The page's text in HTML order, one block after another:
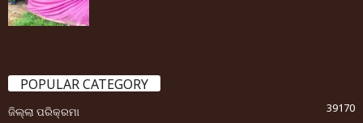
POPULAR CATEGORY
ଜିଲ୍ଲା ପରିକ୍ରମା
39170